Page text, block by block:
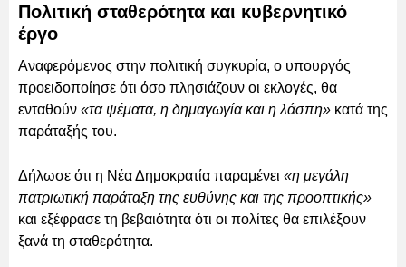
Πολιτική σταθερότητα και κυβερνητικό
έργο
Αναφερόμενος στην πολιτική συγκυρία, ο υπουργός
προειδοποίησε ότι όσο πλησιάζουν οι εκλογές, θα
ενταθούν «τα ψέματα, η δημαγωγία και η λάσπη» κατά της
παράταξής του.
Δήλωσε ότι η Νέα Δημοκρατία παραμένει «η μεγάλη
πατριωτική παράταξη της ευθύνης και της προοπτικής»
και εξέφρασε τη βεβαιότητα ότι οι πολίτες θα επιλέξουν
ξανά τη σταθερότητα.